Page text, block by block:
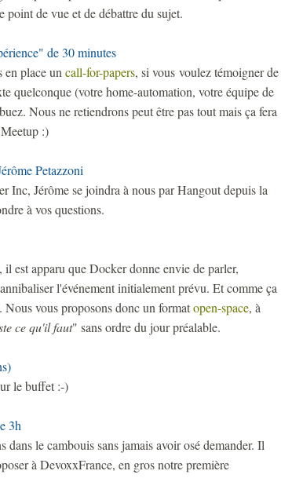
point de vue et de débattre du sujet.
de 30 minutes
en place un call-for-papers, si vous voulez témoigner de
quelconque (votre home-automation, votre équipe de
Nous ne retiendrons peut être pas tout mais ça fera
:)
Petazzoni
Inc, Jérôme se joindra à nous par Hangout depuis la
à vos questions.
est apparu que Docker donne envie de parler,
l'événement initialement prévu. Et comme ça
Nous vous proposons donc un formatopen-space, à
ce qu'il faut" sans ordre du jour préalable.
le buffet :-)
3h
le cambouis sans jamais avoir osé demander. Il
à DevoxxFrance, en gros notre première